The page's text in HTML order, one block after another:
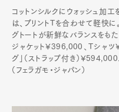
コットンシルクにウォッシュ加工
は、プリントTを合わせて軽快に
グトートが新鮮なバランスをもた
ジャケット¥396,000、Tシャ
グ」（ストラップ付き）
（フェラガモ・ジャパン）